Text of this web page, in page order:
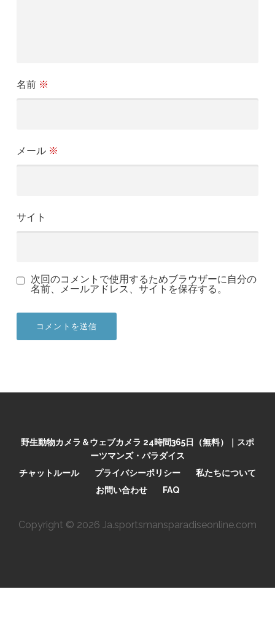
名前 ※
メール ※
サイト
次回のコメントで使用するためブラウザーに自分の
名前、メールアドレス、サイトを保存する。
野生動物カメラ＆ウェブカメラ 24時間365日（無料）｜スポ
ーツマンズ・パラダイス
チャットルール
プライバシーポリシー
私たちについて
お問い合わせ
FAQ
Copyright © 2026 Ja.sportsmansparadiseonline.com